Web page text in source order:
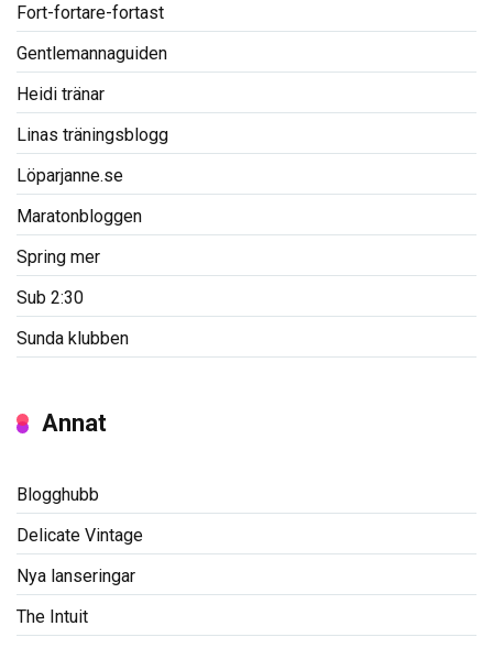
Fort-fortare-fortast
Gentlemannaguiden
Heidi tränar
Linas träningsblogg
Löparjanne.se
Maratonbloggen
Spring mer
Sub 2:30
Sunda klubben
Annat
Blogghubb
Delicate Vintage
Nya lanseringar
The Intuit